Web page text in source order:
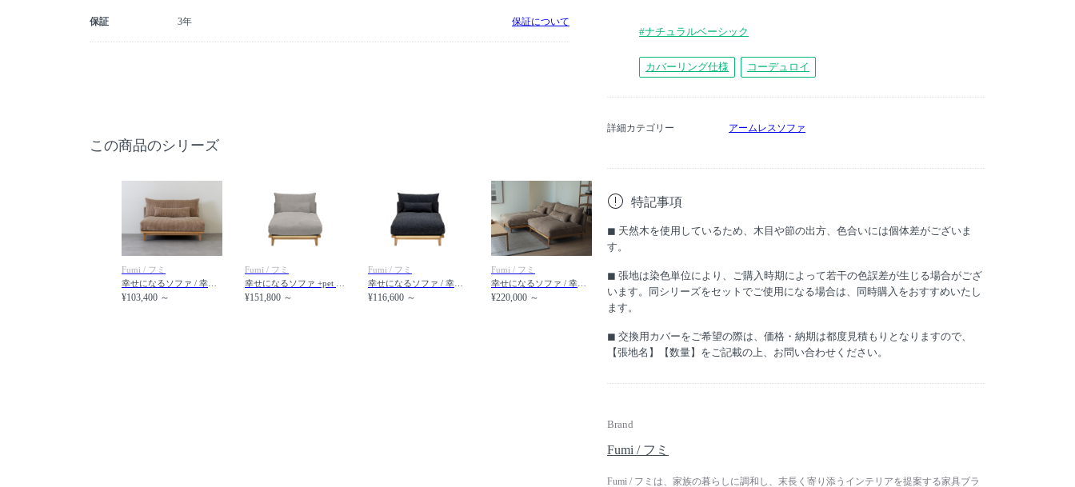
#ナチュラルベーシック
カバーリング仕様 コーデュロイ
詳細カテゴリー アームレスソファ
特記事項
◼︎ 天然木を使用しているため、木目や節の出方、色合いには個体差がございま
す。
◼︎ 張地は染色単位により、ご購入時期によって若干の色誤差が生じる場合がござ
います。同シリーズをセットでご使用になる場合は、同時購入をおすすめいたし
ます。
◼︎ 交換用カバーをご希望の際は、価格・納期は都度見積もりとなりますので、
【張地名】【数量】をご記載の上、お問い合わせください。
Brand
Fumi / フミ
Fumi / フミは、家族の暮らしに調和し、末長く寄り添うインテリアを提案する家具ブラ
保証 3年 保証について
この商品のシリーズ
Fumi / フミ
¥103,400 ～
Fumi / フミ
¥151,800 ～
Fumi / フミ
¥116,600 ～
Fumi / フミ
¥220,000 ～